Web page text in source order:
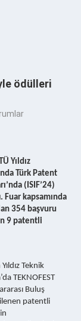
ödülleri
Yıldız
Türk Patent
(ISIF’24)
kapsamında
354 başvuru
9 patentli
Teknik
TEKNOFEST
Buluş
patentli